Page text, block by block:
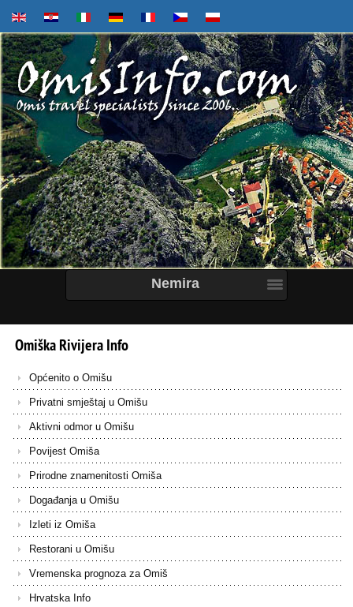
Nemira
OmiškaRivijeraInfo
Općenito o Omišu
Privatni smještaj u Omišu
Aktivni odmor u Omišu
Povijest Omiša
Prirodne znamenitosti Omiša
Događanja u Omišu
Izleti iz Omiša
Restorani u Omišu
Vremenska prognoza za Omiš
Hrvatska Info